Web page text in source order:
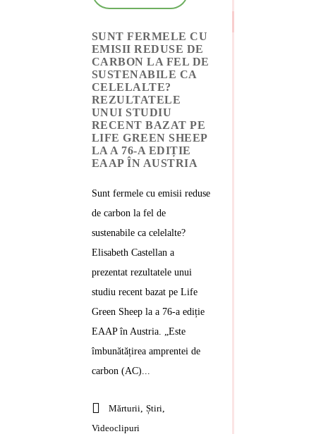
SUNT FERMELE CU
EMISII REDUSE DE
CARBON LA FEL DE
SUSTENABILE CA
CELELALTE?
REZULTATELE
UNUI STUDIU
RECENT BAZAT PE
LIFE GREEN SHEEP
LA A 76-A EDIȚIE
EAAP ÎN AUSTRIA
Sunt fermele cu emisii reduse
de carbon la fel de
sustenabile ca celelalte?
Elisabeth Castellan a
prezentat rezultatele unui
studiu recent bazat pe Life
Green Sheep la a 76-a ediție
EAAP în Austria. „Este
îmbunătățirea amprentei de
carbon (AC)...
Mărturii, Știri,
Videoclipuri